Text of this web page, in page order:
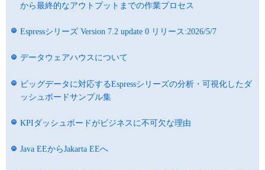
から最終的なアウトプットまでの作業プロセス
Espressシリーズ Version 7.2 update 0 リリース:2026/5/7
データウェアハウスについて
ビッグデータに対応するEspressシリーズの分析・可視化したダ
ッシュボードサンプル集
KPIダッシュボードがビジネスに不可欠な理由
Java EEからJakarta EEへ